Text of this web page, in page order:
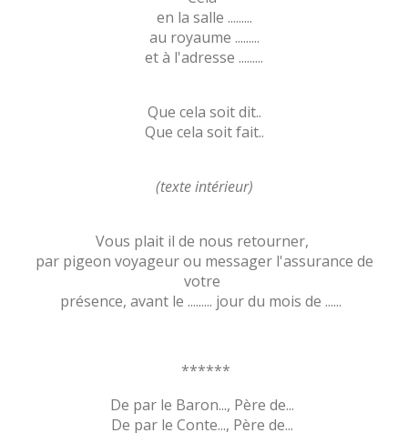
en la salle .........
au royaume .........
et à l'adresse .........
Que cela soit dit..
Que cela soit fait..
(texte intérieur)
Vous plait il de nous retourner,
par pigeon voyageur ou messager l'assurance de
votre
présence, avant le ......... jour du mois de ......
******
De par le Baron..., Père de...
De par le Conte..., Père de...